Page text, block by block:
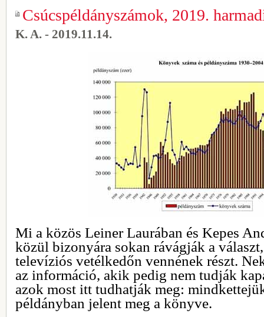
Csúcspéldányszámok, 2019.
K. A. - 2019.11.14.
Mi a közös Leiner Laurában és Kepes
közül bizonyára sokan rávágják a
televíziós vetélkedőn vennének részt.
az információ, akik pedig nem tudják
azok most itt tudhatják meg:
példányban jelent meg a könyve.